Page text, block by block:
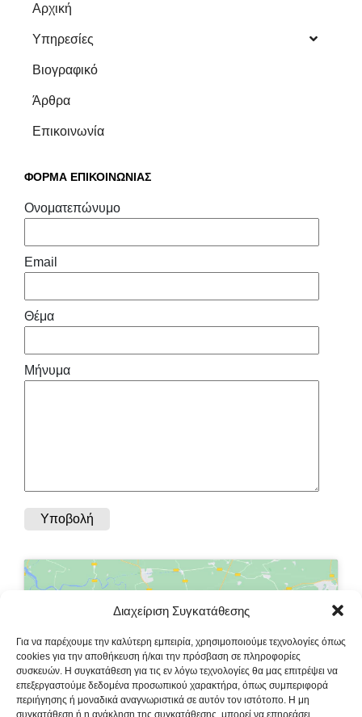
Διαχείριση Συγκατάθεσης
Για να παρέχουμε την καλύτερη εμπειρία, χρησιμοποιούμε τεχνολογίες όπως
cookies για την αποθήκευση ή/και την πρόσβαση σε πληροφορίες
συσκευών. Η συγκατάθεση για τις εν λόγω τεχνολογίες θα μας επιτρέψει να
επεξεργαστούμε δεδομένα προσωπικού χαρακτήρα, όπως συμπεριφορά
περιήγησης ή μοναδικά αναγνωριστικά σε αυτόν τον ιστότοπο. Η μη
συγκατάθεση ή η ανάκληση της συγκατάθεσης, μπορεί να επηρεάσει
Αρχική
Υπηρεσίες
Βιογραφικό
Άρθρα
Επικοινωνία
ΦΟΡΜΑ ΕΠΙΚΟΙΝΩΝΙΑΣ
Ονοματεπώνυμο
Email
Θέμα
Μήνυμα
Κάντε κλικ στο κουμπί 'Συμφωνώ' για να
ενεργοποιήσετε το Google maps.
Πολιτική Cookies
Συμφωνώ